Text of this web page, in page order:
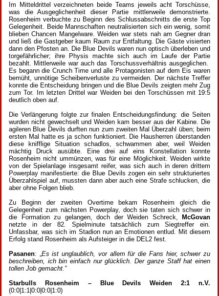
Im Mitteldrittel verzeichneten beide Teams jeweils acht Torschüsse,
was die Ausgeglichenheit dieser Partie mittlerweile demonstrierte.
Rosenheim verbuchte zu Beginn des Schlussabschnitts die erste Top
Gelegenheit. Beide Mannschaften neutralisierten sich ein wenig, somit
blieben Chancen Mangelware. Weiden war stets nah am Gegner dran
und ließ die Gastgeber kaum Raum zur Entfaltung. Die Gäste visierten
dann den Pfosten an. Die Blue Devils waren nun optisch überleben und
torgefährlicher; ihre Physis machte sich auch im Laufe der Partie
bezahlt. Mittlerweile war auch das Torschussverhältnis ausgeglichen.
Es begann die Crunch Time und alle Protagonisten auf dem Eis waren
bemüht, unnötige Scheibenverluste zu vermeiden. Der nächste Treffer
konnte die Entscheidung bringen und die Blue Devils zeigten mehr Zug
zum Tor. Im letzten Drittel war Weiden bei den Torschüssen mit 19:5
deutlich oben auf.
Die Verlängerung folgte zur finalen Entscheidungsfindung: die Seiten
wurden nicht gewechselt und Weiden kam besser aus der Kabine. Die
agileren Blue Devils durften nun zum zweiten Mal Überzahl üben; beim
ersten Mal hatte es ja schon funktioniert. Die Hausherren überstanden
diese knifflige Situation schadlos, schwammen aber, weil Weiden
mächtig Druck ausübte. Eine drei auf eins Konstellation konnte
Rosenheim nicht ummünzen, was für eine Möglichkeit. Weiden wirkte
von der Spielanlage insgesamt reifer, was sich auch in deren drittem
Powerplay manifestierte: die Blue Devils zogen ein sehr strukturiertes
Überzahlspiel auf, mussten dann aber auch eine Strafe schlucken, die
aber ohne Folgen blieb.
Zu Beginn der zweiten Overtime bekam Rosenheim gleich die
Gelegenheit zum nächsten Powerplay, doch sie taten sich schwer in
die Formation zu gelangen, doch der Weiden Schreck,
McGovan
netzte in der 82. Spielminute tatsächlich zum Siegtreffer ein.
Unfassbar, was sich im Stadion nun an Emotionen entlud. Mit diesem
Erfolg stand Rosenheim als Aufsteiger in die DEL2 fest.
Pasanen: „ Es ist unglaublich, vor allem für die Fans hier, schwer zu
beschreiben, ich bin einfach nur glücklich. Der ganze Staff hat einen
tollen Job gemacht.”
Starbulls Rosenheim – Blue Devils Weiden 2:1 n.V.
(0:0|1:1|0:0|0:0|1:0)